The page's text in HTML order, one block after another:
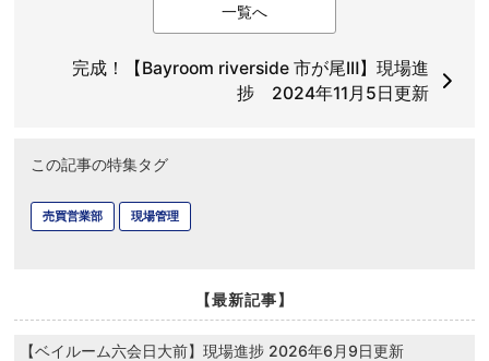
一覧へ
完成！【Bayroom riverside 市が尾ⅠⅡ】現場進
捗 2024年11月5日更新
この記事の特集タグ
売買営業部 現場管理
【最新記事】
【ベイルーム六会日大前】現場進捗 2026年6月9日更新